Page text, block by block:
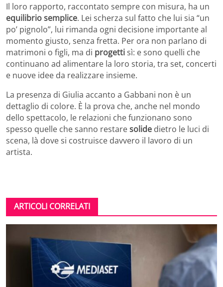
Il loro rapporto, raccontato sempre con misura, ha un
equilibriosemplice. Lei scherza sul fatto che lui sia “un
po’ pignolo”, lui rimanda ogni decisione importante al
momento giusto, senza fretta. Per ora non parlano di
matrimoni o figli, ma di progettisì: e sono quelli che
continuano ad alimentare la loro storia, tra set, concerti
e nuove idee da realizzare insieme.
La presenza di Giulia accanto a Gabbani non è un
dettaglio di colore. È la prova che, anche nel mondo
dello spettacolo, le relazioni che funzionano sono
spesso quelle che sanno restaresolide dietro le luci di
scena, là dove si costruisce davvero il lavoro di un
artista.
ARTICOLI CORRELATI